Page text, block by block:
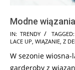
Modne
2024-
09-
26
IN: TRENDY TAGGED:
LACE UP, WIĄZANIE, Z
W sezonie
garderoby z